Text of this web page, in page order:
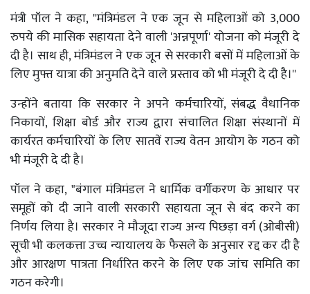
मंत्री पॉल ने कहा, ''मंत्रिमंडल ने एक जून से महिलाओं को 3,000
रुपये की मासिक सहायता देने वाली 'अन्नपूर्णा' योजना को मंजूरी दे
दी है। साथ ही, मंत्रिमंडल ने एक जून से सरकारी बसों में महिलाओं के
लिए मुफ्त यात्रा की अनुमति देने वाले प्रस्ताव को भी मंजूरी दे दी है।''
उन्होंने बताया कि सरकार ने अपने कर्मचारियों, संबद्ध वैधानिक
निकायों, शिक्षा बोर्ड और राज्य द्वारा संचालित शिक्षा संस्थानों में
कार्यरत कर्मचारियों के लिए सातवें राज्य वेतन आयोग के गठन को
भी मंजूरी दे दी है।
पॉल ने कहा, "बंगाल मंत्रिमंडल ने धार्मिक वर्गीकरण के आधार पर
समूहों को दी जाने वाली सरकारी सहायता जून से बंद करने का
निर्णय लिया है। सरकार ने मौजूदा राज्य अन्य पिछड़ा वर्ग (ओबीसी)
सूची भी कलकत्ता उच्च न्यायालय के फैसले के अनुसार रद्द कर दी है
और आरक्षण पात्रता निर्धारित करने के लिए एक जांच समिति का
गठन करेगी।